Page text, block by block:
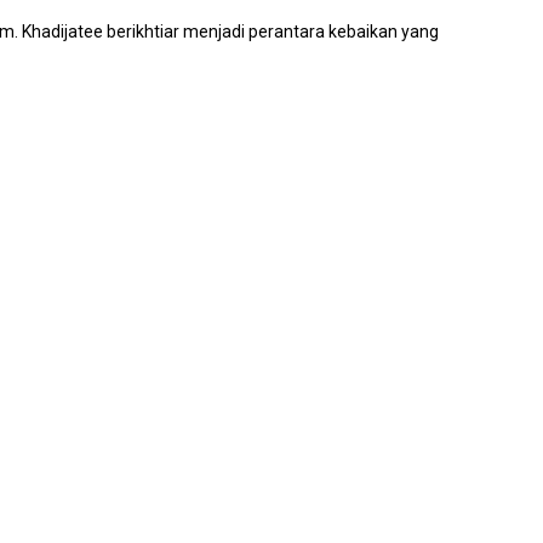
Khadijatee berikhtiar menjadi perantara kebaikan yang